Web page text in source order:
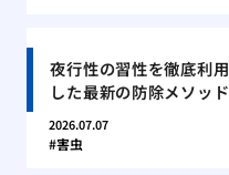
夜行性の習性を徹底利用
した最新の防除メソッド
2026.07.07
害虫